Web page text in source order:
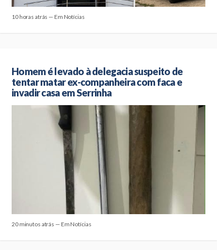
10 horas atrás — Em Notícias
Homem é levado à delegacia suspeito de
tentar matar ex-companheira com faca e
invadir casa em Serrinha
20 minutos atrás — Em Notícias